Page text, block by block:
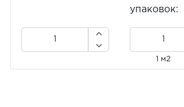
упаковок:
1 м2